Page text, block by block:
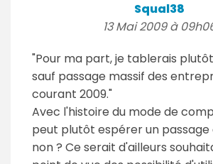
Squal38
13 Mai 2009 à
"Pour ma part, je tablerais
sauf passage massif des
courant 2009."
Avec l'histoire du mode de
peut plutôt espérer un passage
non ? Ce serait d'ailleurs